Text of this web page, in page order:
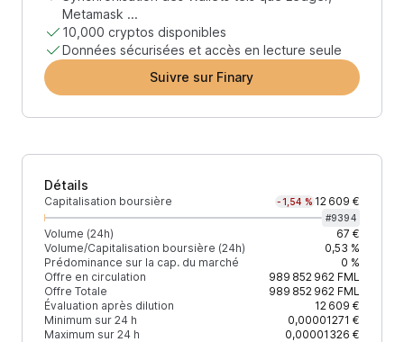
Metamask ...
10,000 cryptos disponibles
Données sécurisées et accès en lecture seule
Suivre sur Finary
Détails
Capitalisation boursière -1,54 % 12 609 €
#9394
Volume (24h)
67 €
Volume/Capitalisation boursière (24h)
0,53 %
Prédominance sur la cap. du marché
0 %
Offre en circulation
989 852 962FML
Offre Totale
989 852 962FML
Évaluation après dilution
12 609 €
Minimum sur 24 h
0,00001271 €
Maximum sur 24 h
0,00001326 €